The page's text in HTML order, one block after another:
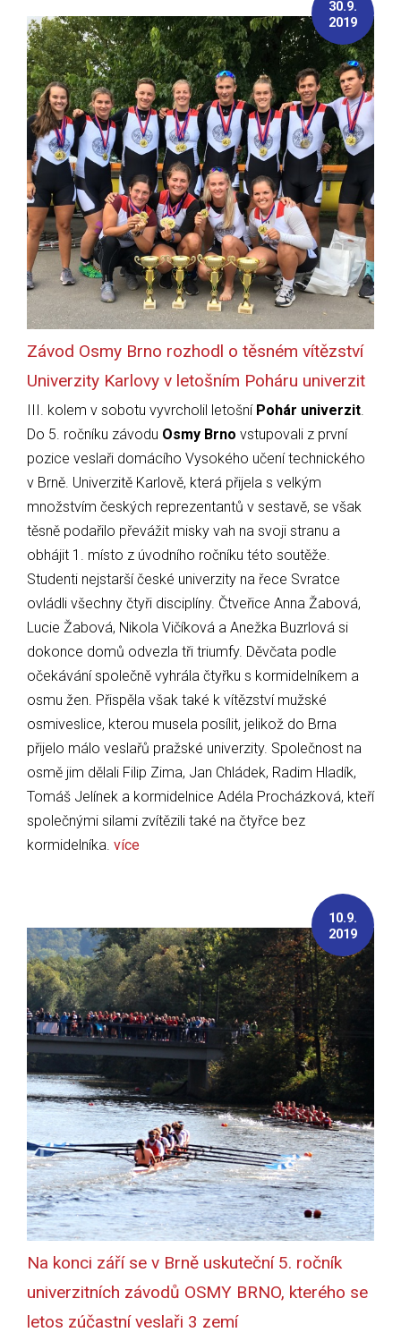
30.9.
2019
Závod Osmy Brno rozhodl o těsném vítězství
Univerzity Karlovy v letošním Poháru univerzit
III. kolem v sobotu vyvrcholil letošní Pohár univerzit
Do 5. ročníku závodu Osmy Brno vstupovali z první
pozice veslaři domácího Vysokého učení technického
v Brně. Univerzitě Karlově, která přijela s velkým
množstvím českých reprezentantů v sestavě, se však
těsně podařilo převážit misky vah na svoji stranu a
obhájit 1. místo z úvodního ročníku této soutěže.
Studenti nejstarší české univerzity na řece Svratce
ovládli všechny čtyři disciplíny. Čtveřice Anna Žabová,
Lucie Žabová, Nikola Vičíková a Anežka Buzrlová si
dokonce domů odvezla tři triumfy. Děvčata podle
očekávání společně vyhrála čtyřku s kormidelníkem a
osmu žen. Přispěla však také k vítězství mužské
osmiveslice, kterou musela posílit, jelikož do Brna
přijelo málo veslařů pražské univerzity. Společnost na
osmě jim dělali Filip Zima, Jan Chládek, Radim Hladík,
Tomáš Jelínek a kormidelnice Adéla Procházková, kteří
společnými silami zvítězili také na čtyřce bez
kormidelníka. více
10.9.
2019
Na konci září se v Brně uskuteční 5. ročník
univerzitních závodů OSMY BRNO, kterého se
letos zúčastní veslaři 3 zemí